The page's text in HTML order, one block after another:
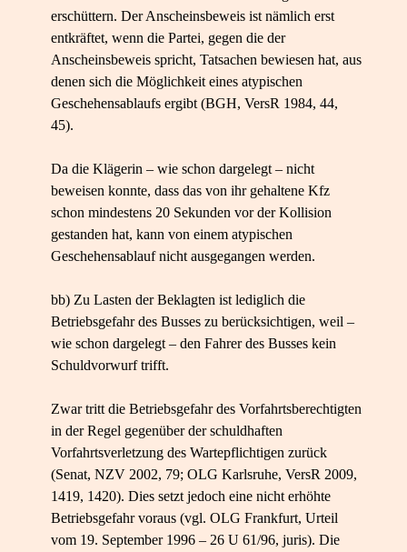
erschüttern. Der Anscheinsbeweis ist nämlich erst
entkräftet, wenn die Partei, gegen die der
Anscheinsbeweis spricht, Tatsachen bewiesen hat, aus
denen sich die Möglichkeit eines atypischen
Geschehensablaufs ergibt (BGH, VersR 1984, 44,
45).
Da die Klägerin – wie schon dargelegt – nicht
beweisen konnte, dass das von ihr gehaltene Kfz
schon mindestens 20 Sekunden vor der Kollision
gestanden hat, kann von einem atypischen
Geschehensablauf nicht ausgegangen werden.
bb) Zu Lasten der Beklagten ist lediglich die
Betriebsgefahr des Busses zu berücksichtigen, weil –
wie schon dargelegt – den Fahrer des Busses kein
Schuldvorwurf trifft.
Zwar tritt die Betriebsgefahr des Vorfahrtsberechtigten
in der Regel gegenüber der schuldhaften
Vorfahrtsverletzung des Wartepflichtigen zurück
(Senat, NZV 2002, 79; OLG Karlsruhe, VersR 2009,
1419, 1420). Dies setzt jedoch eine nicht erhöhte
Betriebsgefahr voraus (vgl. OLG Frankfurt, Urteil
vom 19. September 1996 – 26 U 61/96, juris). Die